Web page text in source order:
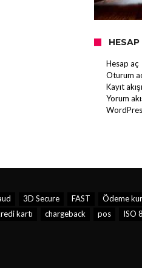
Hesap aç
Oturum
Kayıt akışı
Yorum
3D Secure FAST Ödeme
kartı chargeback pos ISO